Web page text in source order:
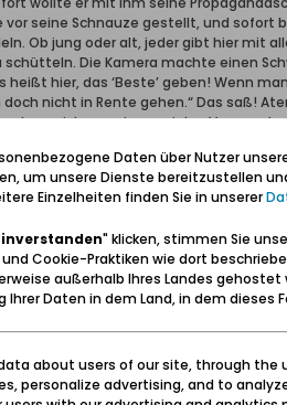
vor seine Schnauze gestellt, und
Ob jung oder alt, jeder gibt hier mit
Die Kamera machte einen
hier, das ‘Beste’ geben! Wenn
nicht in Rente gehen.“ Das saß!
er sich an seine sozialen
aus dem Hintergrund. Die vielen
er mit diesen Bankrotteuren der
zur Stadt hinunter. Bedrückt
schnappte er sich seine
ich gehe voraus, und ihr folgt
die Tornister über die Schultern,
gingen voraus. Man merkte,
nicht zur Endstation“, meinte der
und verloren sich aus den Augen.
das Jungchen einen Abhang
haben ...
Daten über Nutzer
um unsere Dienste bereitzustellen
Einzelheiten finden Sie in unserer
" klicken, stimmen Sie
Cookie-Praktiken wie dort
außerhalb Ihres Landes gehostet
Ihrer Daten in dem Land, in dem
about users of our site, through the
personalize advertising, and to